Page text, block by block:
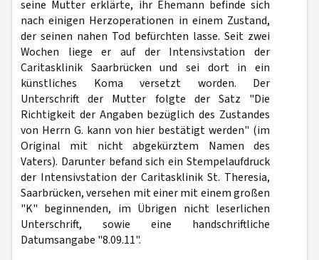
seine Mutter erklärte, ihr Ehemann befinde sich
nach einigen Herzoperationen in einem Zustand,
der seinen nahen Tod befürchten lasse. Seit zwei
Wochen liege er auf der Intensivstation der
Caritasklinik Saarbrücken und sei dort in ein
künstliches Koma versetzt worden. Der
Unterschrift der Mutter folgte der Satz "Die
Richtigkeit der Angaben bezüglich des Zustandes
von Herrn G. kann von hier bestätigt werden" (im
Original mit nicht abgekürztem Namen des
Vaters). Darunter befand sich ein Stempelaufdruck
der Intensivstation der Caritasklinik St. Theresia,
Saarbrücken, versehen mit einer mit einem großen
"K" beginnenden, im Übrigen nicht leserlichen
Unterschrift, sowie eine handschriftliche
Datumsangabe "8.09.11".